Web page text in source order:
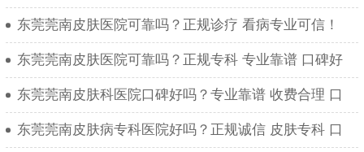
东莞莞南皮肤医院可靠吗？正规诊疗 看病专业可信！
东莞莞南皮肤医院可靠吗？正规专科 专业靠谱 口碑好
东莞莞南皮肤科医院口碑好吗？专业靠谱 收费合理 口
东莞莞南皮肤病专科医院好吗？正规诚信 皮肤专科 口